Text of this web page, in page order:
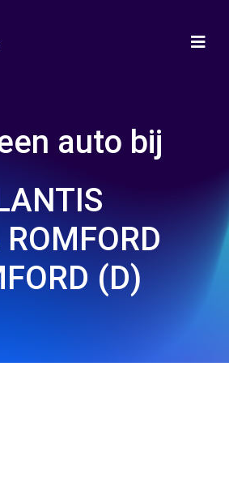
auto bij
ROMFORD
(D)